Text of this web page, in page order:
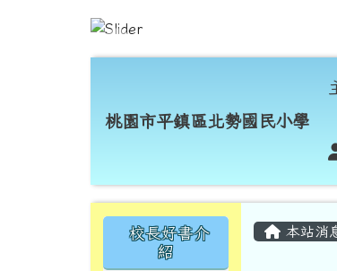
桃園市平鎮區北勢國
桃園市平鎮區北勢國民小學
左邊區域內容
校長好書介
紹
主內
本站消
頁尾區域